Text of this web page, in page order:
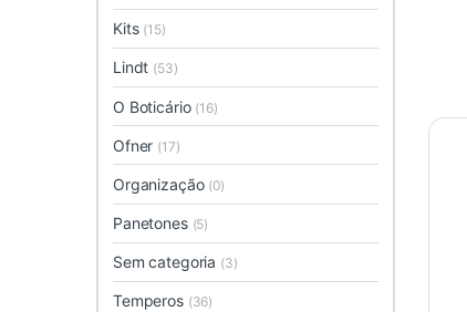
Kits (15)
Lindt (53)
O Boticário (16)
Ofner (17)
Organização (0)
Panetones (5)
Sem categoria (3)
Temperos (36)